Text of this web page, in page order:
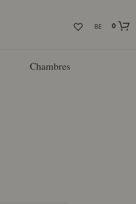
BE
0
Chambres